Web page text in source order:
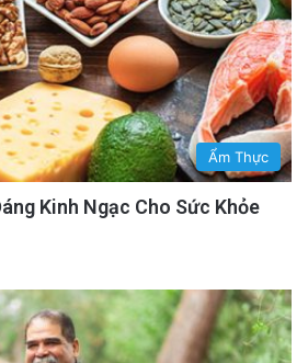
Ẩm Thực
Kinh Ngạc Cho Sức Khỏe